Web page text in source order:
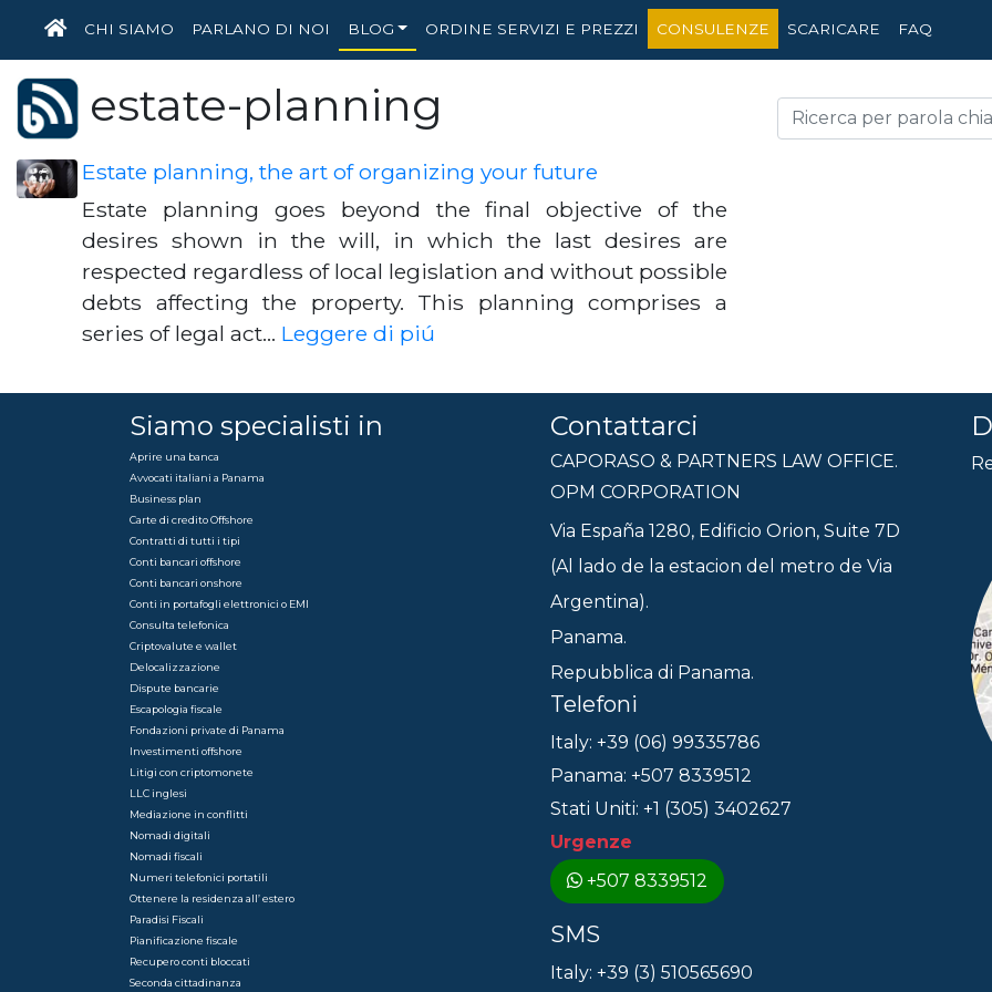
HOME
CHI SIAMO PARLANO DI NOI BLOG ORDINE SERVIZI E PREZZI CONSULENZE SCARICARE FAQ
estate-planning
Estate planning, the art of organizing your future
Estate planning goes beyond the final objective of the
desires shown in the will, in which the last desires are
respected regardless of local legislation and without possible
debts affecting the property. This planning comprises a
series of legal act… Leggere di piú
Siamo specialisti in
Aprire una banca
Avvocati italiani a Panama
Business plan
Carte di credito Offshore
Contratti di tutti i tipi
Conti bancari offshore
Conti bancari onshore
Conti in portafogli elettronici o EMI
Consulta telefonica
Criptovalute e wallet
Delocalizzazione
Dispute bancarie
Escapologia fiscale
Fondazioni private di Panama
Investimenti offshore
Litigi con criptomonete
LLC inglesi
Mediazione in conflitti
Nomadi digitali
Nomadi fiscali
Numeri telefonici portatili
Ottenere la residenza all’ estero
Paradisi Fiscali
Pianificazione fiscale
Recupero conti bloccati
Seconda cittadinanza
Contattarci
CAPORASO & PARTNERS LAW OFFICE.
OPM CORPORATION
Via España 1280, Edificio Orion, Suite 7D
(Al lado de la estacion del metro de Via
Argentina).
Panama.
Repubblica di Panama.
Telefoni
Italy: +39 (06) 99335786
Panama: +507 8339512
Stati Uniti: +1 (305) 3402627
Urgenze
+507 8339512
SMS
Italy: +39 (3) 510565690